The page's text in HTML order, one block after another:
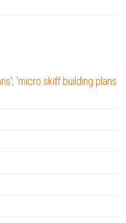
'micro skiff building plans